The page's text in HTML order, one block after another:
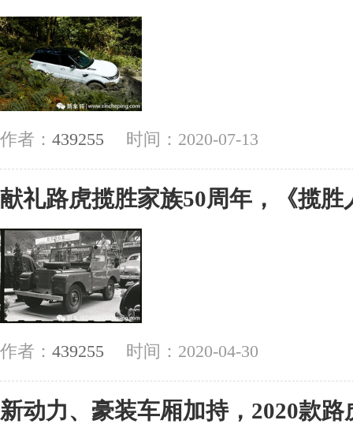
作者： 439255 时间：2020-07-13
献礼路虎揽胜家族50周年，《揽
作者： 439255 时间：2020-04-30
新动力、豪装车厢加持，2020款路